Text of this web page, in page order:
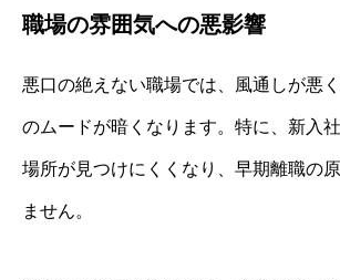
職場の雰囲気への悪影響
悪口の絶えない職場では、風通しが悪
のムードが暗くなります。特に、新入
場所が見つけにくくなり、早期離職の
ません。